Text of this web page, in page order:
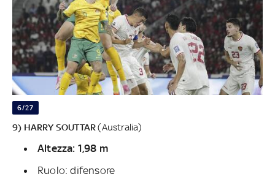
6/27
9) HARRY SOUTTAR(Australia)
Altezza: 1,98 m
Ruolo: difensore